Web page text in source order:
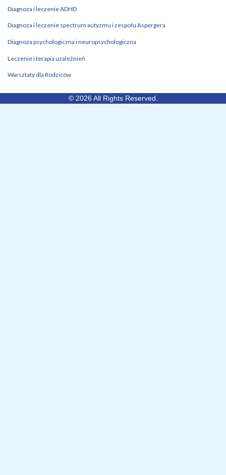
Diagnoza i leczenie ADHD
Diagnoza i leczenie spectrum autyzmu i zespołu Aspergera
Diagnoza psychologiczna i neuropsychologiczna
Leczenie i terapia uzależnień
Warsztaty dla Rodziców
© 2026 All Rights Reserved.